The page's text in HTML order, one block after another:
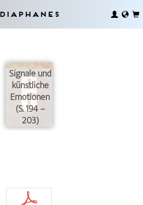
Diaphanes
Signale und
künstliche
Emotionen
(S. 194 –
203)
p